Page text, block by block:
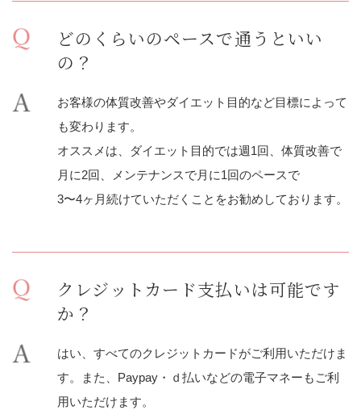
どのくらいのペースで通うといい
の？
お客様の体質改善やダイエット目的など目標によって
も変わります。
オススメは、ダイエット目的では週1回、体質改善で
月に2回、メンテナンスで月に1回のペースで
3〜4ヶ月続けていただくことをお勧めしております。
クレジットカード支払いは可能です
か？
はい、すべてのクレジットカードがご利用いただけま
す。また、Paypay・ｄ払いなどの電子マネーもご利
用いただけます。